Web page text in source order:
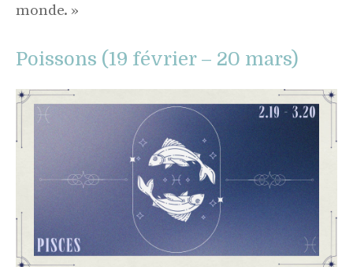
monde. »
Poissons (19 février – 20 mars)